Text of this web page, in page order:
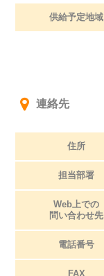
供給予定地域
連絡先
住所
担当部署
Web上での
問い合わせ先
電話番号
FAX